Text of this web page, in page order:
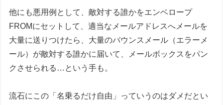
他にも悪用例として、敵対する誰かをエンベロープ
FROMにセットして、適当なメールアドレスへメールを
大量に送りつけたら、大量のバウンスメール（エラーメ
ール）が敵対する誰かに届いて、メールボックスをパン
クさせられる…という手も。
流石にこの「名乗るだけ自由」っていうのはダメだとい